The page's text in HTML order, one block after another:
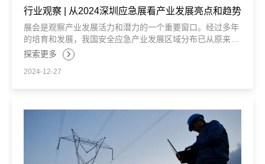
行业观察 | 从2024深圳应急展看产业发展亮点和趋势
展会是观察产业发展活力和潜力的一个重要窗口。经过多年
的培育和发展，我国安全应急产业发展区域分布已从原来的
“两带一轴”空间格局，迈向长三角、粤港澳和京津冀三大区
域引领，中西部协同发展的新局面。
探索更多
2024-12-27